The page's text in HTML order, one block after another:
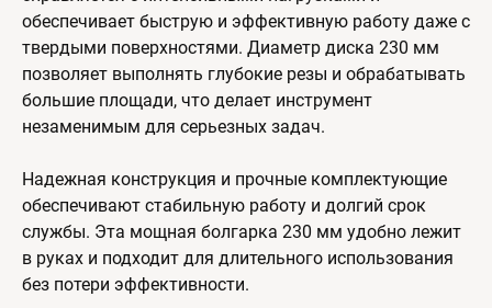
обеспечивает быструю и эффективную работу даже с
твердыми поверхностями. Диаметр диска 230 мм
позволяет выполнять глубокие резы и обрабатывать
большие площади, что делает инструмент
незаменимым для серьезных задач.
Надежная конструкция и прочные комплектующие
обеспечивают стабильную работу и долгий срок
службы. Эта мощная болгарка 230 мм удобно лежит
в руках и подходит для длительного использования
без потери эффективности.